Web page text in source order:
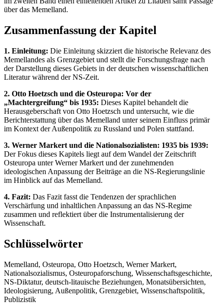
über das Memelland.
Zusammenfassung der Kapitel
1. Einleitung: Die Einleitung skizziert die historische Relevanz des
Memellandes als Grenzgebiet und stellt die Forschungsfrage nach
der Darstellung dieses Gebiets in der deutschen wissenschaftlichen
Literatur während der NS-Zeit.
2. Otto Hoetzsch und die Osteuropa: Vor der
„Machtergreifung“ bis 1935: Dieses Kapitel behandelt die
Herausgeberschaft von Otto Hoetzsch und untersucht, wie die
Berichterstattung über das Memelland unter seinem Einfluss primär
im Kontext der Außenpolitik zu Russland und Polen stattfand.
3. Werner Markert und die Nationalsozialisten: 1935 bis 1939:
Der Fokus dieses Kapitels liegt auf dem Wandel der Zeitschrift
Osteuropa unter Werner Markert und der zunehmenden
ideologischen Anpassung der Beiträge an die NS-Regierungslinie
im Hinblick auf das Memelland.
4. Fazit: Das Fazit fasst die Tendenzen der sprachlichen
Verschärfung und inhaltlichen Anpassung an das NS-Regime
zusammen und reflektiert über die Instrumentalisierung der
Wissenschaft.
Schlüsselwörter
Memelland, Osteuropa, Otto Hoetzsch, Werner Markert,
Nationalsozialismus, Osteuropaforschung, Wissenschaftsgeschichte,
NS-Diktatur, deutsch-litauische Beziehungen, Monatsübersichten,
Ideologisierung, Außenpolitik, Grenzgebiet, Wissenschaftspolitik,
Publizistik